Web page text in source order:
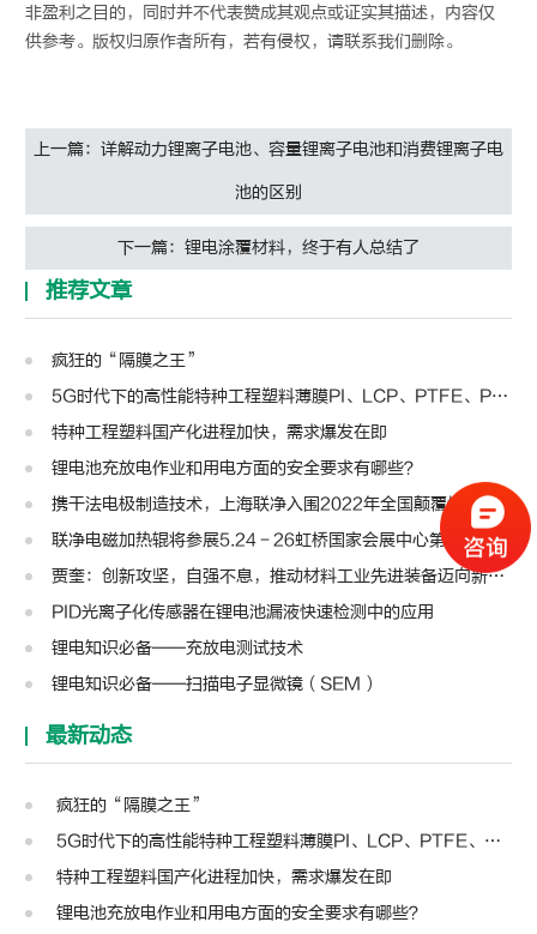
非盈利之目的，同时并不代表赞成其观点或证实其描述，内容仅
供参考。版权归原作者所有，若有侵权，请联系我们删除。
上一篇：详解动力锂离子电池、容量锂离子电池和消费锂离子电
池的区别
下一篇：锂电涂覆材料，终于有人总结了
推荐文章
疯狂的“隔膜之王”
5G时代下的高性能特种工程塑料薄膜PI、LCP、PTFE、PPS、PEEK、PEN
特种工程塑料国产化进程加快，需求爆发在即
锂电池充放电作业和用电方面的安全要求有哪些？
携干法电极制造技术，上海联净入围2022年全国颠覆性技术创新大赛
联净电磁加热辊将参展5.24－26虹桥国家会展中心第十三届模切展
贾奎：创新攻坚，自强不息，推动材料工业先进装备迈向新高度 | 高转先锋人物
PID光离子化传感器在锂电池漏液快速检测中的应用
锂电知识必备——充放电测试技术
锂电知识必备——扫描电子显微镜（SEM）
最新动态
疯狂的“隔膜之王”
5G时代下的高性能特种工程塑料薄膜PI、LCP、PTFE、PPS、PEEK、PEN
特种工程塑料国产化进程加快，需求爆发在即
锂电池充放电作业和用电方面的安全要求有哪些？